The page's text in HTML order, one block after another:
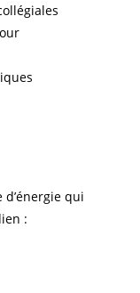
d’énergie qui
: